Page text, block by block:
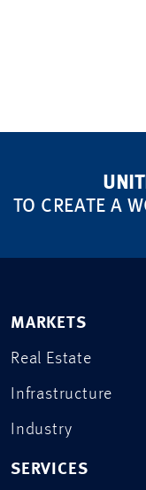
TO CREATE A
MARKETS
Real Estate
Infrastructure
Industry
SERVICES